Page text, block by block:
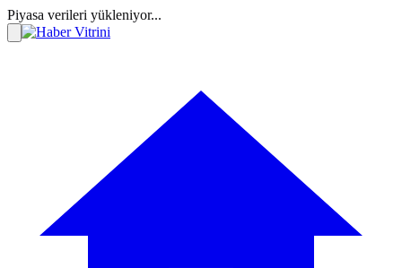
Piyasa verileri yükleniyor...